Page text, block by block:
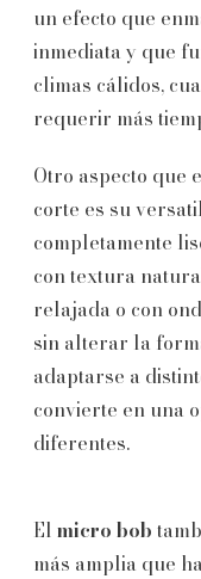
un efecto que
inmediata y que
climas cálidos,
requerir más
Otro aspecto que
corte es su
completamente
con textura
relajada o con
sin alterar la
adaptarse a
convierte en una
diferentes.
El micro bob
más amplia que